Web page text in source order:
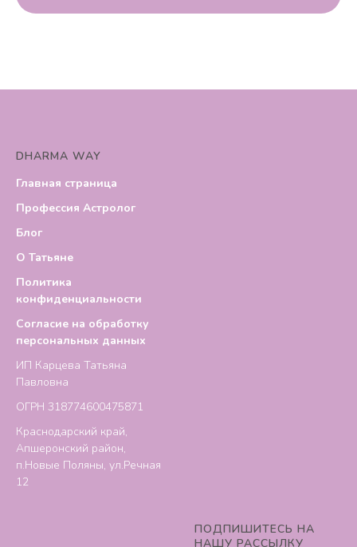
DHARMA WAY
Главная страница
Профессия Астролог
Блог
О Татьяне
Политика
конфиденциальности
Согласие на обработку
персональных данных
ИП Карцева Татьяна
Павловна
ОГРН 318774600475871
Краснодарский край,
Апшеронский район,
п.Новые Поляны, ул.Речная
12
ПОДПИШИТЕСЬ НА
НАШУ РАССЫЛКУ